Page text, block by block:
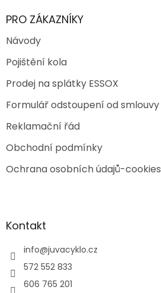
PRO ZÁKAZNÍKY
Návody
Pojištění kola
Prodej na splátky ESSOX
Formulář odstoupení od smlouvy
Reklamační řád
Obchodní podmínky
Ochrana osobních údajů-cookies
Kontakt
info@juvacyklo.cz
572 552 833
606 765 201